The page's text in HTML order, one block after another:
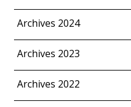
Archives 2024
Archives 2023
Archives 2022